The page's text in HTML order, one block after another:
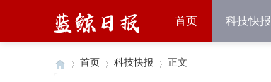
首页 科技快报
首页 科技快报 正文